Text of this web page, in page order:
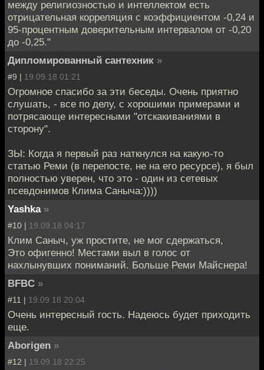
между религиозностью и интеллектом есть
отрицательная корреляция с коэффициентом -0,24 и
95-процентным доверительным интервалом от -0,20
до -0,25."
Дипломированный сантехник »
#9 | 19.09.18 01:21
Огромное спасибо за эти беседы. Очень приятно
слушать, - все по делу, с хорошими примерами и
потрясающе интересными "отскакиваниями в
сторону".
ЗЫ: Когда я первый раз наткнулся на какую-то
статью Реми (в перепосте, не на его ресурсе), я был
полностью уверен, что это - один из сетевых
псевдонимов Клима Саныча:))))
Yashka »
#10 | 19.09.18 04:17
Клим Саныч, уж простите, не мог сдержаться,
Это офигенно! Местами выл в голос от
нахлынувших пониманий. Больше Реми Майснера!
BFBC »
#11 | 19.09.18 20:04
Очень интересный гость. Надеюсь будет приходить
еще.
Aborigen »
#12 | 19.09.18 22:25